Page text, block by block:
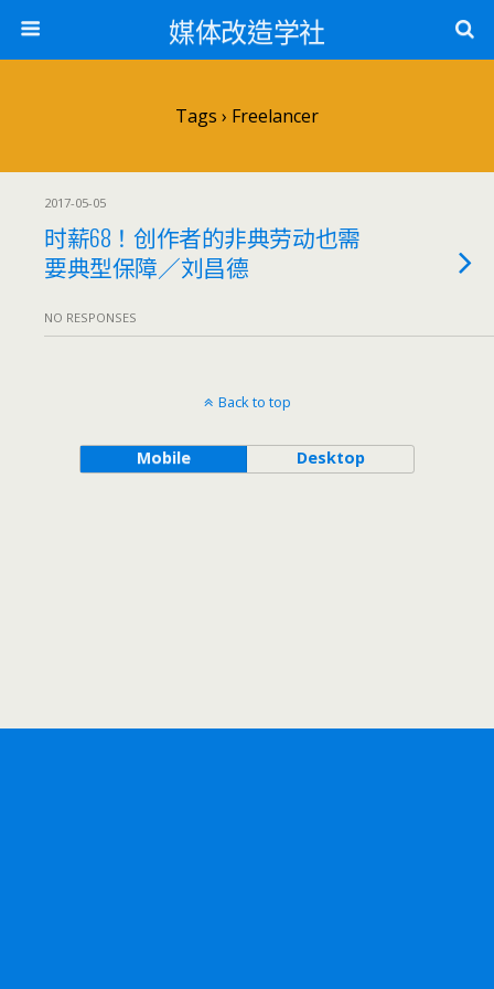
媒体改造学社
Tags › Freelancer
2017-05-05
时薪68！创作者的非典劳动也需
要典型保障／刘昌德
NO RESPONSES
Back to top
Mobile Desktop